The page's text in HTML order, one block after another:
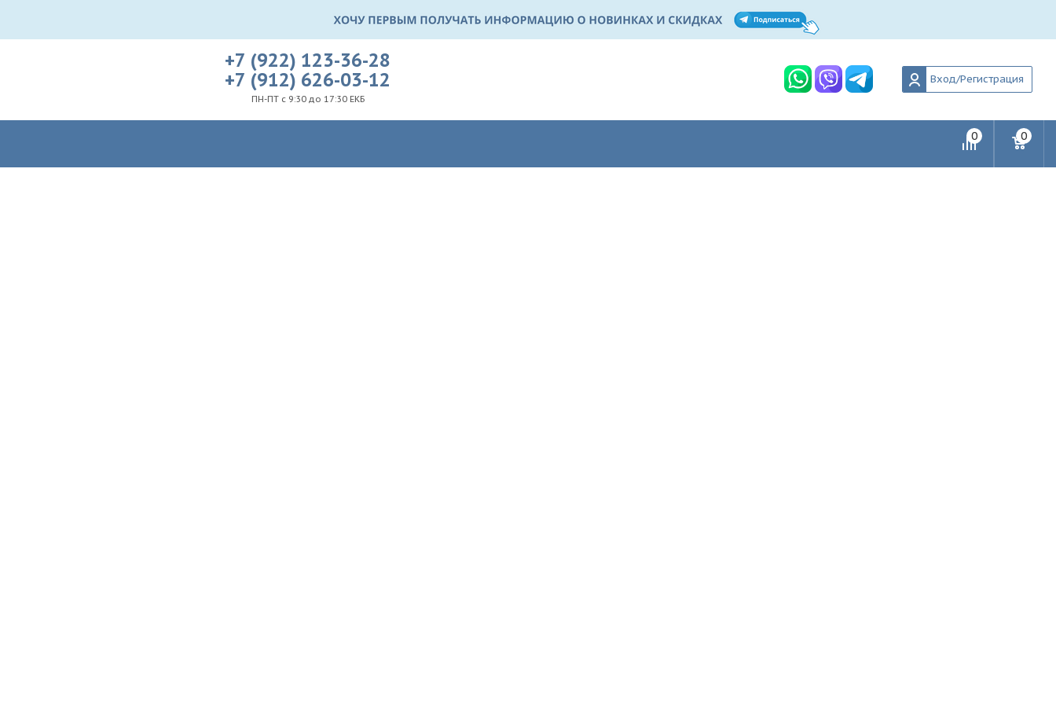
+7 (922) 123-36-28
+7 (912) 626-03-12
ПН-ПТ с 9:30 до 17:30 ЕКБ
Вход/Регистрация
0 0